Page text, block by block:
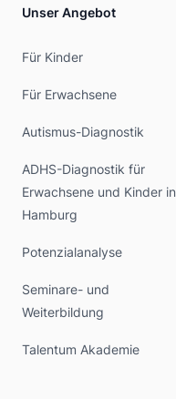
Unser Angebot
Für Kinder
Für Erwachsene
Autismus-Diagnostik
ADHS-Diagnostik für
Erwachsene und Kinder in
Hamburg
Potenzialanalyse
Seminare- und
Weiterbildung
Talentum Akademie